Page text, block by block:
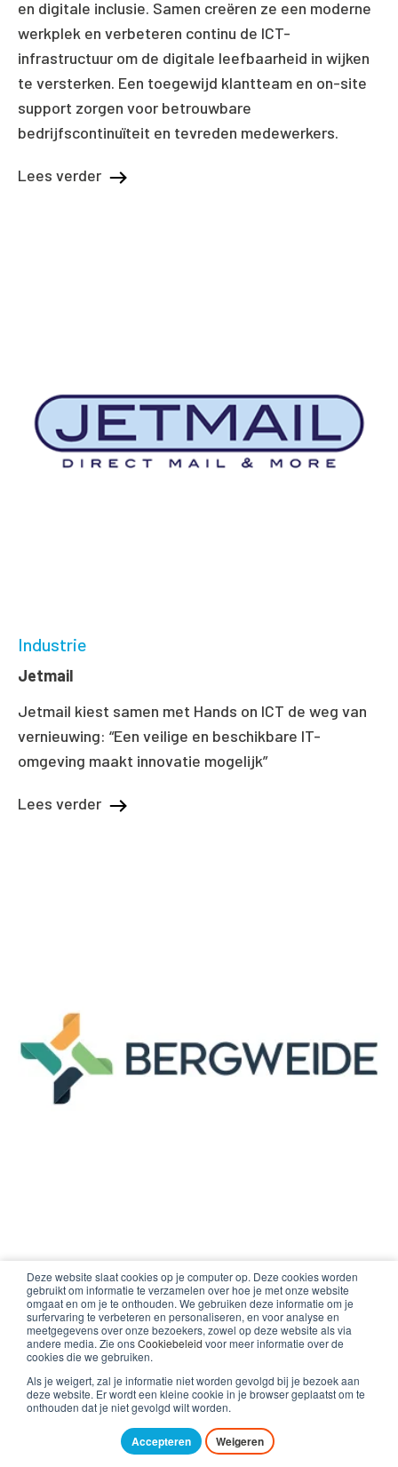
Deze website slaat cookies op je computer op. Deze cookies worden
gebruikt om informatie te verzamelen over hoe je met onze website
omgaat en om je te onthouden. We gebruiken deze informatie om je
surfervaring te verbeteren en personaliseren, en voor analyse en
meetgegevens over onze bezoekers, zowel op deze website als via
andere media. Zie onsCookiebeleid voor meer informatie over de
cookies die we gebruiken.
Als je weigert, zal je informatie niet worden gevolgd bij je bezoek aan
deze website. Er wordt een kleine cookie in je browser geplaatst om te
onthouden dat je niet gevolgd wilt worden.
Accepteren Weigeren
en digitale inclusie. Samen creëren ze een moderne
werkplek en verbeteren continu de ICT-
infrastructuur om de digitale leefbaarheid in wijken
te versterken. Een toegewijd klantteam en on-site
support zorgen voor betrouwbare
bedrijfscontinuïteit en tevreden medewerkers.
Lees verder
Industrie
Jetmail
Jetmail kiest samen met Hands on ICT de weg van
vernieuwing: “Een veilige en beschikbare IT-
omgeving maakt innovatie mogelijk”
Lees verder
Zorg
Bergweide
Voor het beheer van werkplekken kiest de
kleinschalige, zelfstandige zorgaanbieder
Bergweide voor Hands on ICT.